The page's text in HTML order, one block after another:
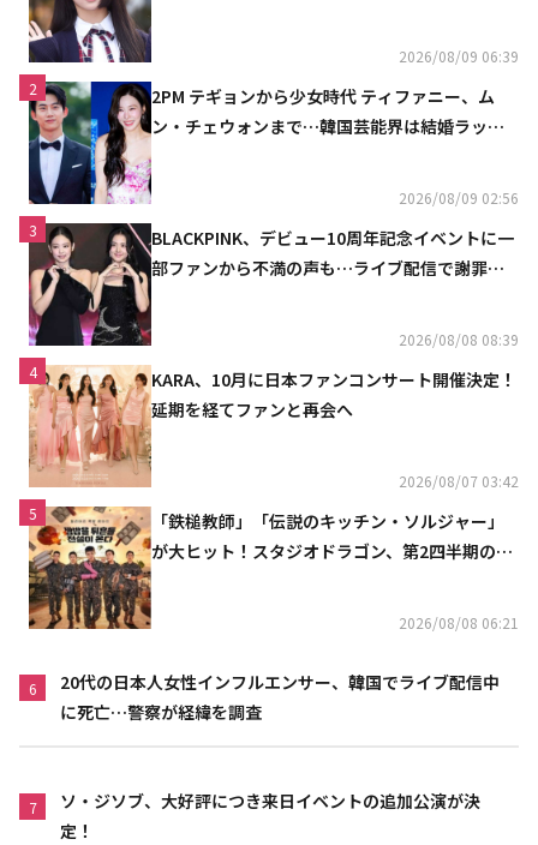
2026/08/09 06:39
2
2PM テギョンから少女時代 ティファニー、ム
ン・チェウォンまで…韓国芸能界は結婚ラッシ
2026/08/09 02:56
3
BLACKPINK、デビュー10周年記念イベントに一
部ファンから不満の声も…ライブ配信で謝罪
2026/08/08 08:39
4
KARA、10月に日本ファンコンサート開催決定！
延期を経てファンと再会へ
2026/08/07 03:42
5
「鉄槌教師」「伝説のキッチン・ソルジャー」
が大ヒット！スタジオドラゴン、第2四半期の売
2026/08/08 06:21
6
20代の日本人女性インフルエンサー、韓国でライブ配信中
に死亡…警察が経緯を調査
7
ソ・ジソブ、大好評につき来日イベントの追加公演が決
定！